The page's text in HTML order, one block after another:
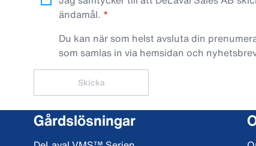
ändamål.
Du kan när som helst avsluta din
som samlas in via hemsidan och
Skicka
Gårdslösningar